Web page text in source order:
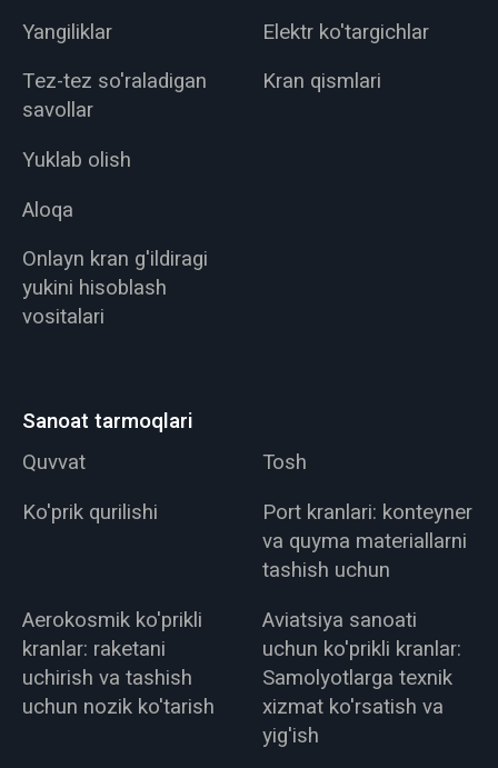
Yangiliklar
Tez-tez so'raladigan
savollar
Yuklab olish
Aloqa
Onlayn kran g'ildiragi
yukini hisoblash
vositalari
Elektr ko'targichlar
Kran qismlari
Sanoat tarmoqlari
Quvvat
Tosh
Ko'prik qurilishi
Port kranlari: konteyner
va quyma materiallarni
tashish uchun
Aerokosmik ko'prikli
kranlar: raketani
uchirish va tashish
uchun nozik ko'tarish
Aviatsiya sanoati
uchun ko'prikli kranlar:
Samolyotlarga texnik
xizmat ko'rsatish va
yig'ish